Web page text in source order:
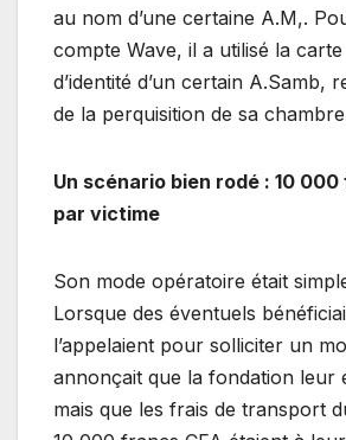
au nom d’une certaine A.M,.
compte Wave, il a utilisé la
d’identité d’un certain A.Samb,
de la perquisition de sa
Un scénario bien rodé : 10 000
par victime
Son mode opératoire était
Lorsque des éventuels
l’appelaient pour solliciter un
annonçait que la fondation leur
mais que les frais de transport